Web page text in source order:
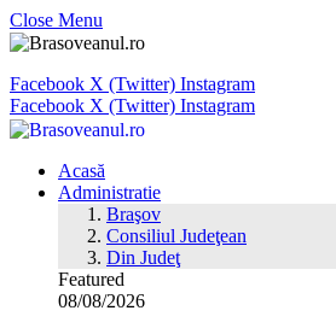
Close Menu
Facebook X (Twitter) Instagram
Facebook X (Twitter) Instagram
Acasă
Administratie
Braşov
Consiliul Judeţean
Din Judeţ
Featured
08/08/2026